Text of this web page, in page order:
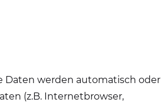
Daten werden automatisch oder
(z.B. Internetbrowser,